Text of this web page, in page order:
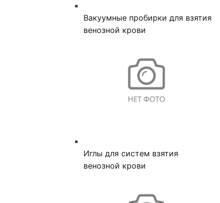
Вакуумные пробирки для взятия
венозной крови
Иглы для систем взятия
венозной крови